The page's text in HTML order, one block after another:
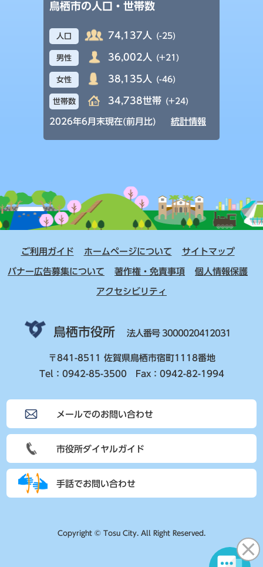
鳥栖市の人口・世帯数
人口 74,137人 (-25)
男性 36,002人 (+21)
女性 38,135人 (-46)
世帯数 34,738世帯 (+24)
2026年6月末現在(前月比) 統計情報
ご利用ガイド ホームページについて サイトマップ
バナー広告募集について 著作権・免責事項 個人情報保護
アクセシビリティ
鳥栖市役所 法人番号 3000020412031
〒841-8511 佐賀県鳥栖市宿町1118番地
Tel：0942-85-3500 Fax：0942-82-1994
メールでのお問い合わせ
市役所ダイヤルガイド
手話でお問い合わせ
Copyright © Tosu City. All Right Reserved.